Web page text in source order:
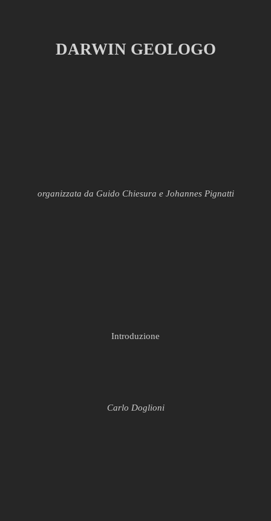
DARWIN GEOLOGO
organizzata da Guido Chiesura e Johannes Pignatti
Introduzione
Carlo Doglioni